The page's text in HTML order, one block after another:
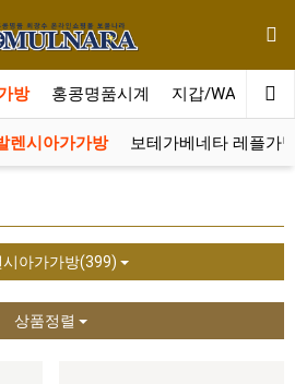
방 홍콩명품시계 지갑/WALLET
렌시아가가방 보테가베네타 레플가
시아가가방(399)
상품정렬